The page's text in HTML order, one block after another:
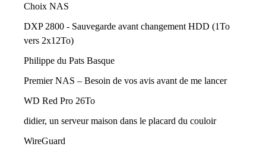
Choix NAS
DXP 2800 - Sauvegarde avant changement HDD (1To
vers 2x12To)
Philippe du Pats Basque
Premier NAS – Besoin de vos avis avant de me lancer
WD Red Pro 26To
didier, un serveur maison dans le placard du couloir
WireGuard